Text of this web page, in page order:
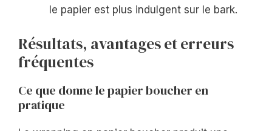
le papier est plus indulgent sur le bark.
Résultats, avantages et erreurs
fréquentes
Ce que donne le papier boucher en
pratique